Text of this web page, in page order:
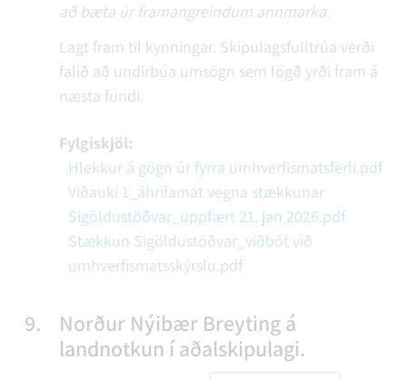
að bæta úr framangreindum annmarka.
Lagt fram til kynningar. Skipulagsfulltrúa verði
falið að undirbúa umsögn sem lögð yrði fram á
næsta fundi.
Fylgiskjöl:
Hlekkur á gögn úr fyrra umhverfismatsferli.pdf
Viðauki 1_áhrifamat vegna stækkunar
Sigöldustöðvar_uppfært 21. jan 2026.pdf
Stækkun Sigöldustöðvar_viðbót við
umhverfismatsskýrslu.pdf
9.
Norður Nýibær Breyting á
landnotkun í aðalskipulagi.